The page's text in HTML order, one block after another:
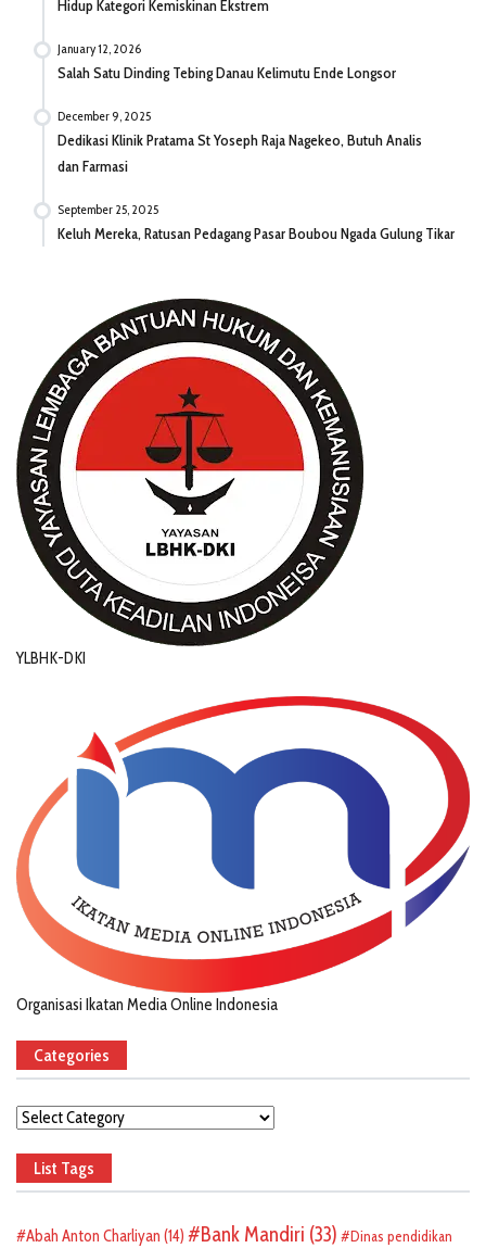
Hidup Kategori Kemiskinan Ekstrem
January 12, 2026
Salah Satu Dinding Tebing Danau Kelimutu Ende Longsor
December 9, 2025
Dedikasi Klinik Pratama St Yoseph Raja Nagekeo, Butuh Analis
dan Farmasi
September 25, 2025
Keluh Mereka, Ratusan Pedagang Pasar Boubou Ngada Gulung Tikar
YLBHK-DKI
Organisasi Ikatan Media Online Indonesia
Categories
Categories
List Tags
Abah Anton Charliyan (14) Bank Mandiri (33)
Dinas pendidikan